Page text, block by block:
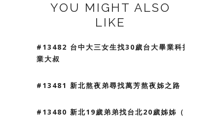
YOU MIGHT ALSO
LIKE
#13482 台中大三女生找30歲台大畢業科技
業大叔
#13481 新北熬夜弟尋找萬芳熬夜姊之路
#13480 新北19歲弟弟找台北20歲姊姊（我